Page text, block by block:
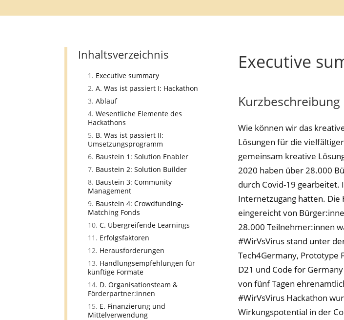
Inhaltsverzeichnis
Executive summary
A. Was ist passiert I: Hackathon
Ablauf
Wesentliche Elemente des
Hackathons
B. Was ist passiert II:
Umsetzungsprogramm
Baustein 1: Solution Enabler
Baustein 2: Solution Builder
Baustein 3: Community
Management
Baustein 4: Crowdfunding-
Matching Fonds
C. Übergreifende Learnings
Erfolgsfaktoren
Herausforderungen
Handlungsempfehlungen für
künftige Formate
D. Organisationsteam &
Förderpartner:innen
E. Finanzierung und
Mittelverwendung
Executive
Kurzbeschreibung
Wie können wir das
Lösungen für die
gemeinsam kreative
2020 haben über 28.000
durch Covid-19 gearbeitet.
Internetzugang hatten.
eingereicht von
28.000 Teilnehmer:innen
#WirVsVirus stand unter
Tech4Germany, Prototype
D21 und Code for
von fünf Tagen
#WirVsVirus Hackathon
Wirkungspotential in der